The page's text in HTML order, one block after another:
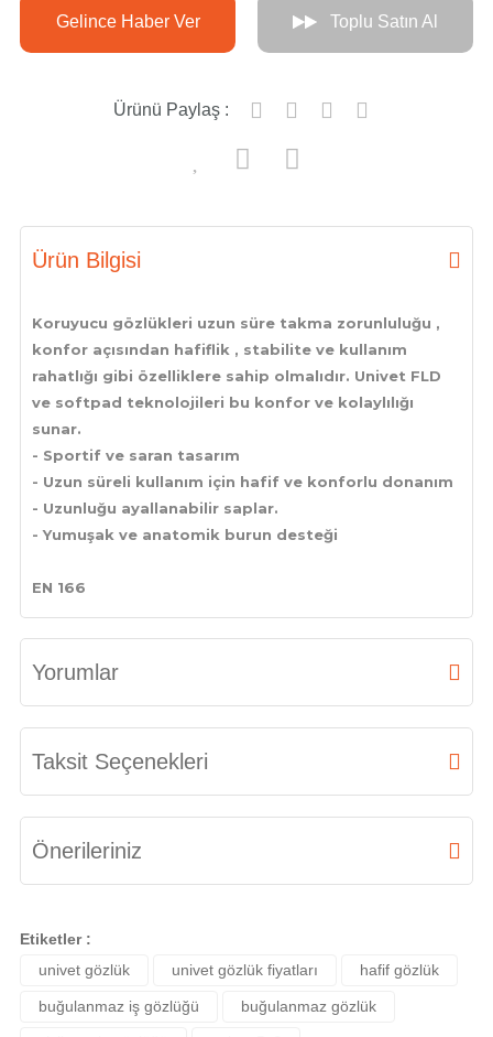
Gelince Haber Ver Toplu Satın Al
Ürünü Paylaş :
Ürün Bilgisi
Koruyucu gözlükleri uzun süre takma zorunluluğu ,
konfor açısından hafiflik , stabilite ve kullanım
rahatlığı gibi özelliklere sahip olmalıdır. Univet FLD
ve softpad teknolojileri bu konfor ve kolaylılığı
sunar.
- Sportif ve saran tasarım
- Uzun süreli kullanım için hafif ve konforlu donanım
- Uzunluğu ayallanabilir saplar.
- Yumuşak ve anatomik burun desteği
EN 166
Yorumlar
Bu ürüne ilk yorumu siz yapın!
Taksit Seçenekleri
Önerileriniz
Görüş ve önerileriniz için teşekkür ederiz.
Etiketler :
univet gözlük
univet gözlük fiyatları hafif gözlük
buğulanmaz iş gözlüğü buğulanmaz gözlük